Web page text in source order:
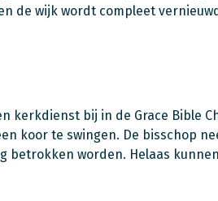
de wijk wordt compleet
kerkdienst bij in de Grace Bible
koor te swingen. De bisschop
worden. Helaas